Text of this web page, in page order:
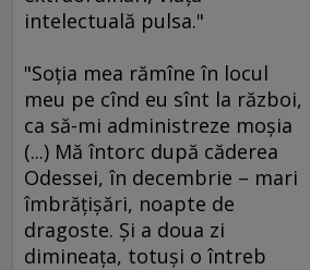
intelectuală pulsa."
"Soţia mea rămîne în locul
meu pe cînd eu sînt la război,
ca să-mi administreze moşia
(...) Mă întorc după căderea
Odessei, în decembrie – mari
îmbrăţişări, noapte de
dragoste. Şi a doua zi
dimineaţa, totuşi o întreb